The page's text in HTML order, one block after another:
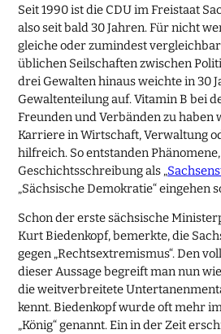
Seit 1990 ist die CDU im Freistaat
also seit bald 30 Jahren. Für nicht
gleiche oder zumindest
üblichen Seilschaften zwischen
drei Gewalten hinaus weichte in 30
Gewaltenteilung auf. Vitamin B bei
Freunden und Verbänden zu haben
Karriere in Wirtschaft, Verwaltung
hilfreich. So entstanden
Geschichtsschreibung als „
„Sächsische Demokratie“ eingehen
Schon der erste sächsische
Kurt Biedenkopf, bemerkte, die
gegen „Rechtsextremismus“. Den
dieser Aussage begreift man nun
die weitverbreitete
kennt. Biedenkopf wurde oft mehr
„König“ genannt. Ein in der Zeit